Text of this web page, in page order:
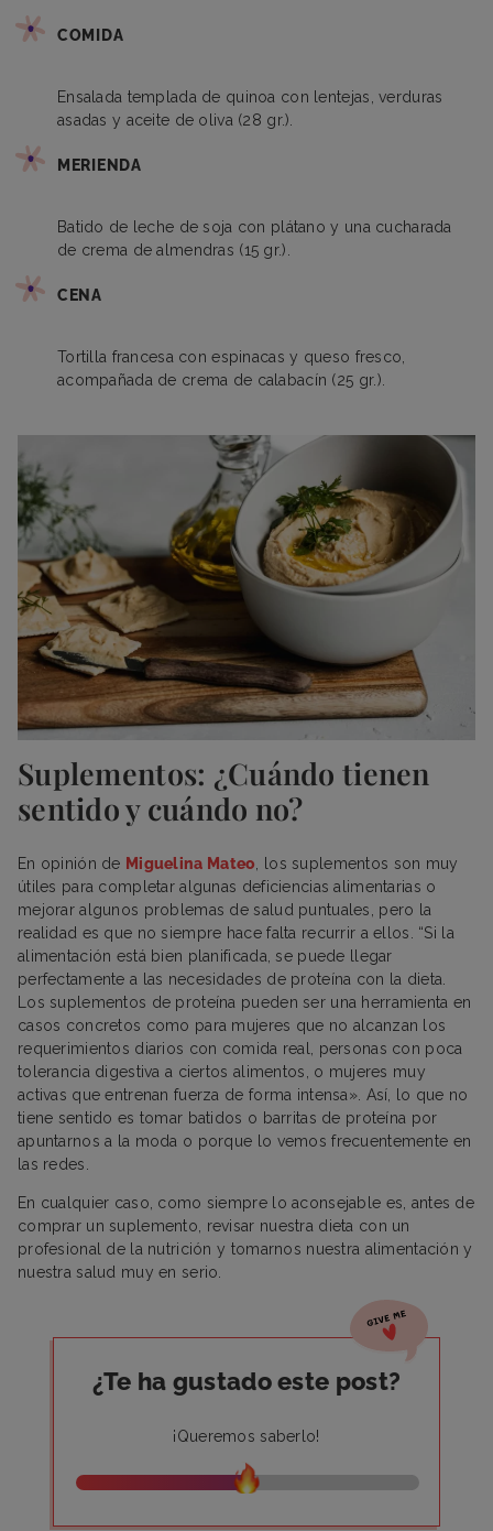
COMIDA
Ensalada templada de quinoa con lentejas, verduras
asadas y aceite de oliva (28 gr.).
MERIENDA
Batido de leche de soja con plátano y una cucharada
de crema de almendras (15 gr.).
CENA
Tortilla francesa con espinacas y queso fresco,
acompañada de crema de calabacín (25 gr.).
Suplementos: ¿Cuándo tienen
sentido y cuándo no?
En opinión de Miguelina Mateo , los suplementos son muy
útiles para completar algunas deficiencias alimentarias o
mejorar algunos problemas de salud puntuales, pero la
realidad es que no siempre hace falta recurrir a ellos. “Si la
alimentación está bien planificada, se puede llegar
perfectamente a las necesidades de proteína con la dieta.
Los suplementos de proteína pueden ser una herramienta en
casos concretos como para mujeres que no alcanzan los
requerimientos diarios con comida real, personas con poca
tolerancia digestiva a ciertos alimentos, o mujeres muy
activas que entrenan fuerza de forma intensa». Así, lo que no
tiene sentido es tomar batidos o barritas de proteína por
apuntarnos a la moda o porque lo vemos frecuentemente en
las redes.
En cualquier caso, como siempre lo aconsejable es, antes de
comprar un suplemento, revisar nuestra dieta con un
profesional de la nutrición y tomarnos nuestra alimentación y
nuestra salud muy en serio.
¿Te ha gustado este post?
¡Queremos saberlo!